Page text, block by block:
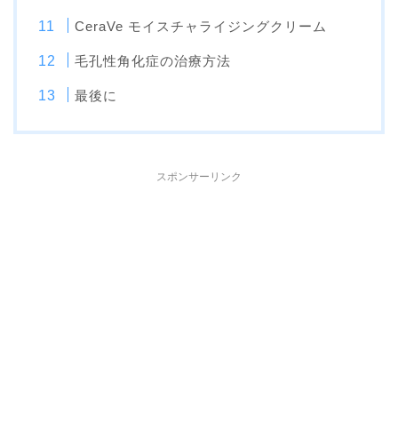
CeraVe モイスチャライジングクリーム
毛孔性角化症の治療方法
最後に
スポンサーリンク